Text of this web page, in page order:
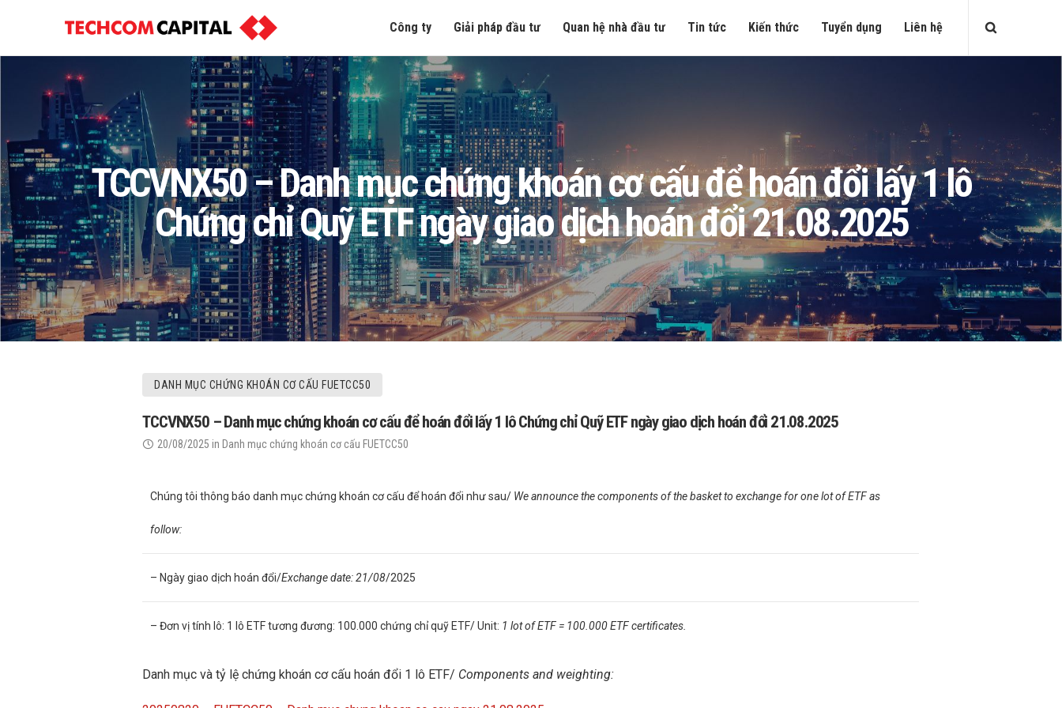
Công ty Giải pháp đầu tư Quan hệ nhà đầu tư Tin tức Kiến thức Tuyển dụng Liên hệ
TCCVNX50 – Danh mục chứng khoán cơ cấu để hoán đổi lấy 1 lô
Chứng chỉ Quỹ ETF ngày giao dịch hoán đổi 21.08.2025
DANH MỤC CHỨNG KHOÁN CƠ CẤU FUETCC50
TCCVNX50 – Danh mục chứng khoán cơ cấu để hoán đổi lấy 1 lô Chứng chỉ Quỹ ETF ngày giao dịch hoán đổi 21.08.2025
20/08/2025 in Danh mục chứng khoán cơ cấu FUETCC50
Chúng tôi thông báo danh mục chứng khoán cơ cấu để hoán đổi như sau/ We announce the components of the basket to exchange for one lot of ETF as
follow:
– Ngày giao dịch hoán đổi/Exchange date: 21/08/2025
– Đơn vị tính lô: 1 lô ETF tương đương: 100.000 chứng chỉ quỹ ETF/ Unit: 1 lot of ETF = 100.000 ETF certificates.
Danh mục và tỷ lệ chứng khoán cơ cấu hoán đổi 1 lô ETF/ Components and weighting: